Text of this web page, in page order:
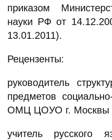
приказом
науки РФ от
13.01.2011).
Рецензенты:
руководитель
предметов
ОМЦ ЦОУО г. Москвы
учитель русского